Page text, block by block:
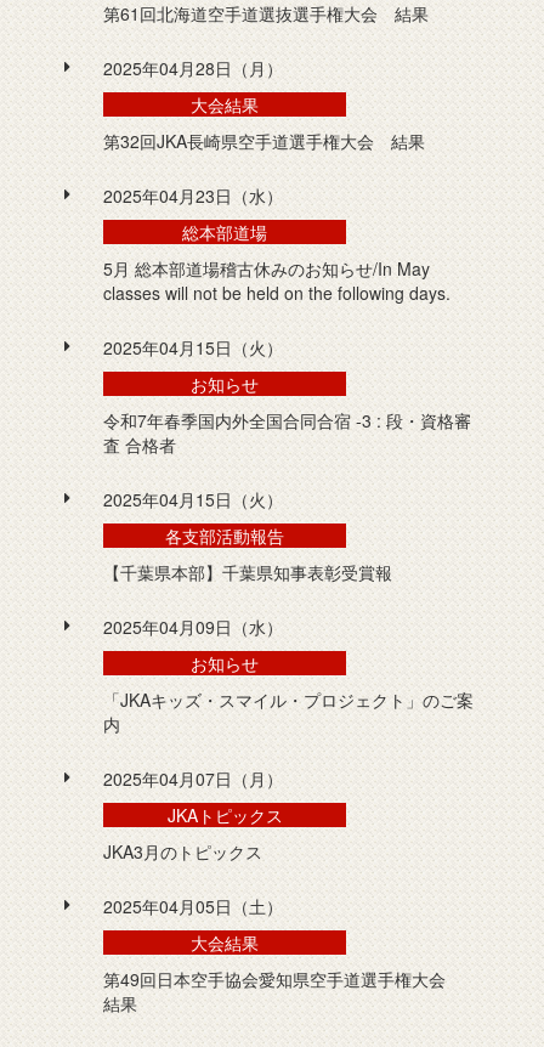
第61回北海道空手道選抜選手権大会 結果
2025年04月28日（月）
大会結果
第32回JKA長崎県空手道選手権大会 結果
2025年04月23日（水）
総本部道場
5月 総本部道場稽古休みのお知らせ/In May
classes will not be held on the following days.
2025年04月15日（火）
お知らせ
令和7年春季国内外全国合同合宿 -3 : 段・資格審
査 合格者
2025年04月15日（火）
各支部活動報告
【千葉県本部】千葉県知事表彰受賞報
2025年04月09日（水）
お知らせ
「JKAキッズ・スマイル・プロジェクト」のご案
内
2025年04月07日（月）
JKAトピックス
JKA3月のトピックス
2025年04月05日（土）
大会結果
第49回日本空手協会愛知県空手道選手権大会
結果